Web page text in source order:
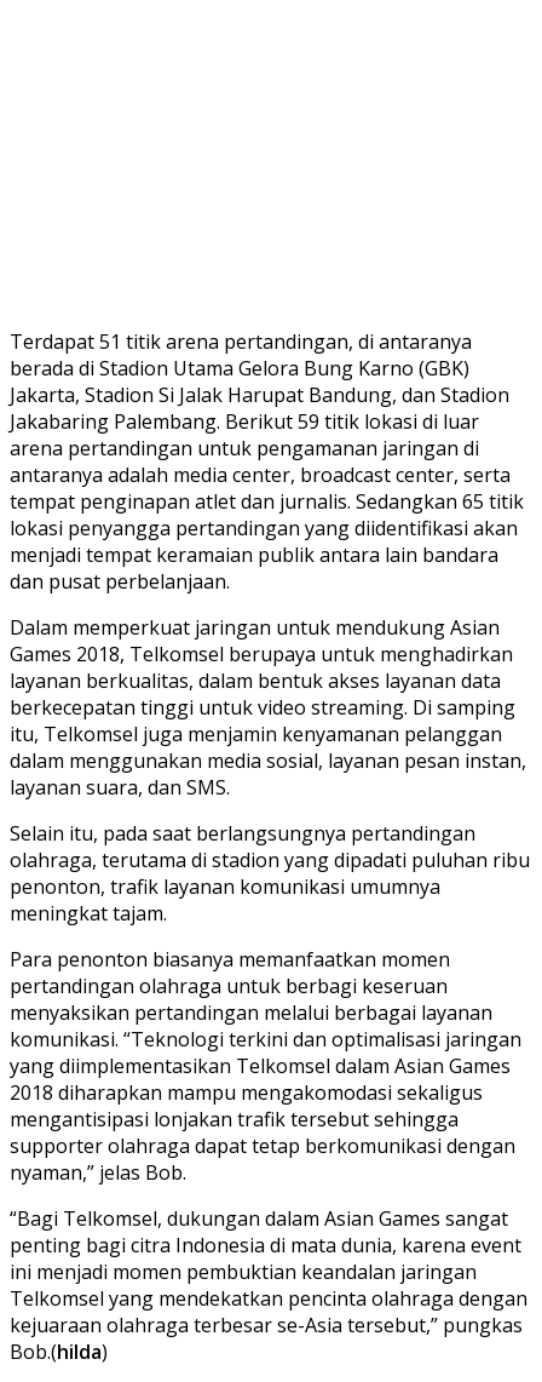
Terdapat 51 titik arena pertandingan, di antaranya
berada di Stadion Utama Gelora Bung Karno (GBK)
Jakarta, Stadion Si Jalak Harupat Bandung, dan Stadion
Jakabaring Palembang. Berikut 59 titik lokasi di luar
arena pertandingan untuk pengamanan jaringan di
antaranya adalah media center, broadcast center, serta
tempat penginapan atlet dan jurnalis. Sedangkan 65 titik
lokasi penyangga pertandingan yang diidentifikasi akan
menjadi tempat keramaian publik antara lain bandara
dan pusat perbelanjaan.
Dalam memperkuat jaringan untuk mendukung Asian
Games 2018, Telkomsel berupaya untuk menghadirkan
layanan berkualitas, dalam bentuk akses layanan data
berkecepatan tinggi untuk video streaming. Di samping
itu, Telkomsel juga menjamin kenyamanan pelanggan
dalam menggunakan media sosial, layanan pesan instan,
layanan suara, dan SMS.
Selain itu, pada saat berlangsungnya pertandingan
olahraga, terutama di stadion yang dipadati puluhan ribu
penonton, trafik layanan komunikasi umumnya
meningkat tajam.
Para penonton biasanya memanfaatkan momen
pertandingan olahraga untuk berbagi keseruan
menyaksikan pertandingan melalui berbagai layanan
komunikasi. “Teknologi terkini dan optimalisasi jaringan
yang diimplementasikan Telkomsel dalam Asian Games
2018 diharapkan mampu mengakomodasi sekaligus
mengantisipasi lonjakan trafik tersebut sehingga
supporter olahraga dapat tetap berkomunikasi dengan
nyaman,” jelas Bob.
“Bagi Telkomsel, dukungan dalam Asian Games sangat
penting bagi citra Indonesia di mata dunia, karena event
ini menjadi momen pembuktian keandalan jaringan
Telkomsel yang mendekatkan pencinta olahraga dengan
kejuaraan olahraga terbesar se-Asia tersebut,” pungkas
Bob.(hilda)